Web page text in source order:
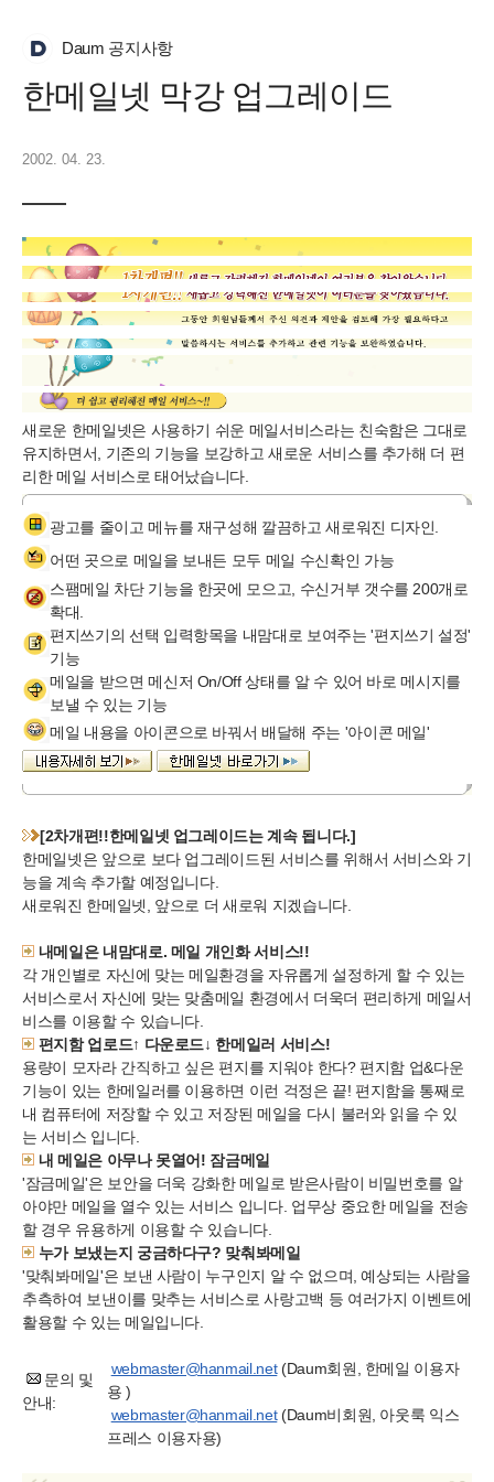
Daum 공지사항
한메일넷 막강 업그레이드
2002. 04. 23.
새로운 한메일넷은 사용하기 쉬운 메일서비스라는 친숙함은 그대로
유지하면서, 기존의 기능을 보강하고 새로운 서비스를 추가해 더 편
리한 메일 서비스로 태어났습니다.
광고를 줄이고 메뉴를 재구성해 깔끔하고 새로워진 디자인.
어떤 곳으로 메일을 보내든 모두 메일 수신확인 가능
스팸메일 차단 기능을 한곳에 모으고, 수신거부 갯수를 200개로
확대.
편지쓰기의 선택 입력항목을 내맘대로 보여주는 '편지쓰기 설정'
기능
메일을 받으면 메신저 On/Off 상태를 알 수 있어 바로 메시지를
보낼 수 있는 기능
메일 내용을 아이콘으로 바꿔서 배달해 주는 '아이콘 메일'
[2차개편!!한메일넷 업그레이드는 계속 됩니다.]
한메일넷은 앞으로 보다 업그레이드된 서비스를 위해서 서비스와 기
능을 계속 추가할 예정입니다.
새로워진 한메일넷, 앞으로 더 새로워 지겠습니다.
내메일은 내맘대로. 메일 개인화 서비스!!
각 개인별로 자신에 맞는 메일환경을 자유롭게 설정하게 할 수 있는
서비스로서 자신에 맞는 맞춤메일 환경에서 더욱더 편리하게 메일서
비스를 이용할 수 있습니다.
편지함 업로드↑ 다운로드↓ 한메일러 서비스!
용량이 모자라 간직하고 싶은 편지를 지워야 한다? 편지함 업&다운
기능이 있는 한메일러를 이용하면 이런 걱정은 끝! 편지함을 통째로
내 컴퓨터에 저장할 수 있고 저장된 메일을 다시 불러와 읽을 수 있
는 서비스 입니다.
내 메일은 아무나 못열어! 잠금메일
'잠금메일'은 보안을 더욱 강화한 메일로 받은사람이 비밀번호를 알
아야만 메일을 열수 있는 서비스 입니다. 업무상 중요한 메일을 전송
할 경우 유용하게 이용할 수 있습니다.
누가 보냈는지 궁금하다구? 맞춰봐메일
'맞춰봐메일'은 보낸 사람이 누구인지 알 수 없으며, 예상되는 사람을
추측하여 보낸이를 맞추는 서비스로 사랑고백 등 여러가지 이벤트에
활용할 수 있는 메일입니다.
문의 및
안내:
webmaster@hanmail.net(Daum회원, 한메일 이용자
용 )
webmaster@hanmail.net(Daum비회원, 아웃룩 익스
프레스 이용자용)